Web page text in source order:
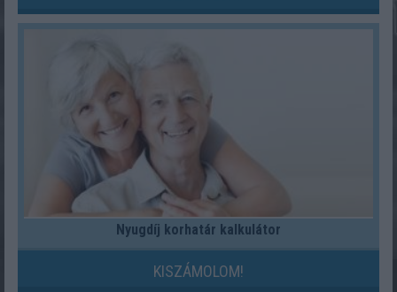
Nyugdíj korhatár kalkulátor
KISZÁMOLOM!